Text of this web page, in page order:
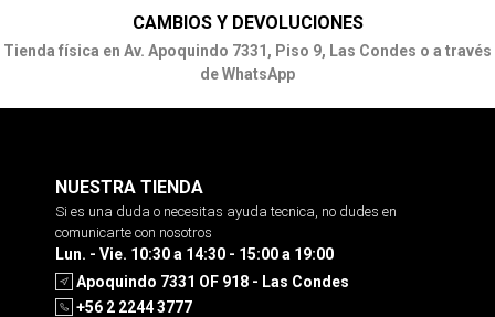
CAMBIOS Y DEVOLUCIONES
Tienda física en Av. Apoquindo 7331, Piso 9, Las Condes o a través
de WhatsApp
NUESTRA TIENDA
Si es una duda o necesitas ayuda tecnica, no dudes en
comunicarte con nosotros
Lun. - Vie. 10:30 a 14:30 - 15:00 a 19:00
Apoquindo 7331 OF 918 - Las Condes
+56 2 2244 3777